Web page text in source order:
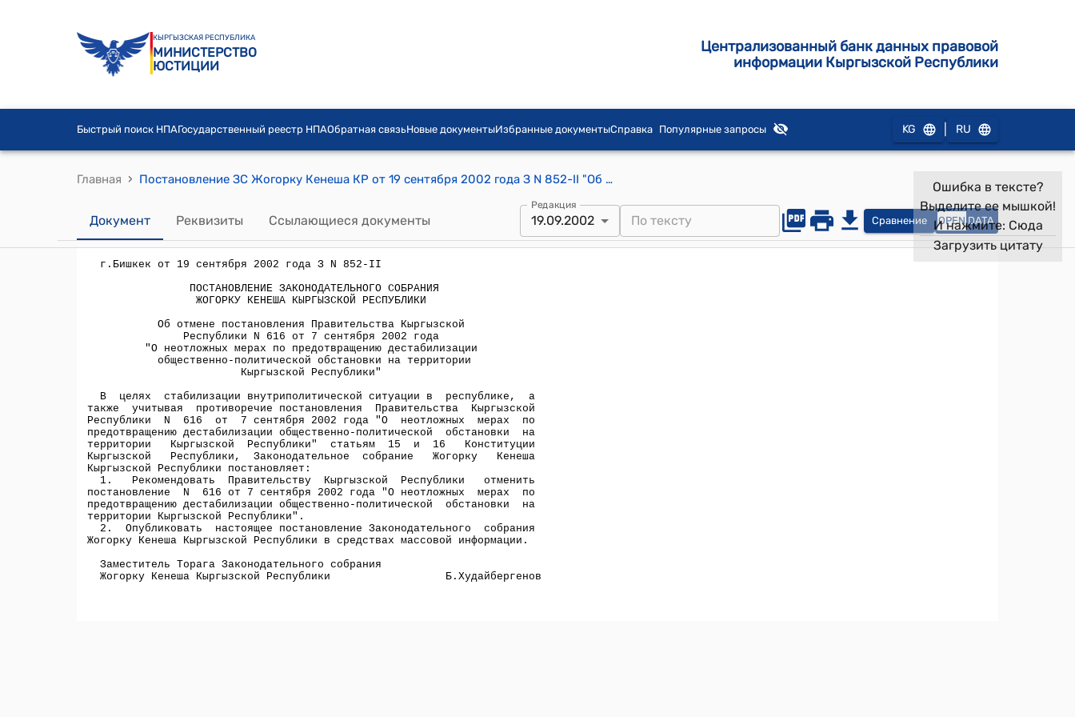
КЫРГЫЗСКАЯ РЕСПУБЛИКА
МИНИСТЕРСТВО
ЮСТИЦИИ
Централизованный банк данных правовой
информации Кыргызской Республики
Быстрый поиск НПАГосударственный реестр НПАОбратная связьНовые документыИзбранные документыСправка Популярные запросы KG RU
Главная › Постановление ЗС Жогорку Кенеша КР от 19 сентября 2002 года З N 852-II "Об отмене постановления Правительства Кыргызской Республики N 616 от 7 сентября 2002 года "О неотложных мерах по предотвращению дестабилизации общественно-политической обстановки на территории Кыргызской Республики"
Документ Реквизиты Ссылающиеся документы
Редакция
19.09.2002 Сравнение OPEN DATA
Ошибка в тексте?
Выделите ее мышкой!
И нажмите: Сюда
Загрузить цитату